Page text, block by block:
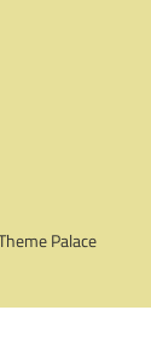
Palace